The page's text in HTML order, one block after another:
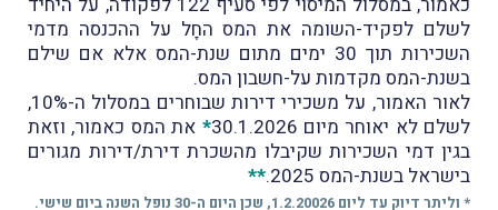
לשלם לפקיד-השומה את המס החָל על ההכנסה מדמי
השכירות תוך 30 ימים מתום שנת-המס אלא אם שילם
בשנת-המס מקדמות על-חשבון המס.
לאור האמור, על משכירי דירות שבוחרים במסלול ה-10%,
לשלם לא יאוחר מיום 30.1.2026
* את המס כאמור, וזאת
בגין דמי השכירות שקיבלו מהשכרת דירת/דירות מגורים
בישראל בשנת-המס 2025.
**
* וליתר דיוק עד ליום 1.2.20026, שכן היום ה-30 נופל השנה ביום שישי.